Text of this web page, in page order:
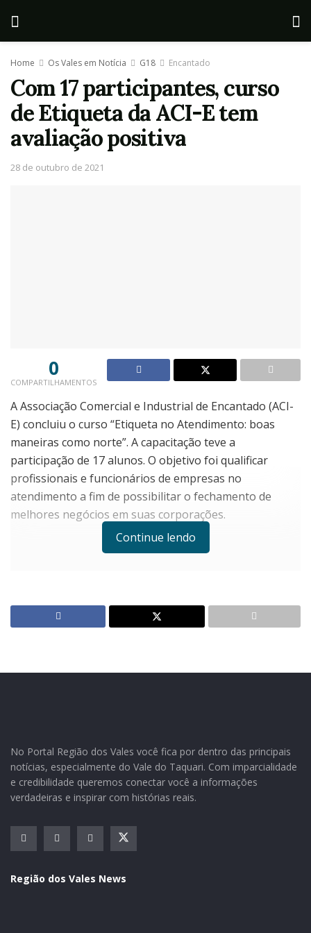
Home Os Vales em Notícia G18 Encantado
Com 17 participantes, curso
de Etiqueta da ACI-E tem
avaliação positiva
28 de outubro de 2021
0
COMPARTILHAMENTOS
A Associação Comercial e Industrial de Encantado (ACI-
E) concluiu o curso “Etiqueta no Atendimento: boas
maneiras como norte”. A capacitação teve a
participação de 17 alunos. O objetivo foi qualificar
profissionais e funcionários de empresas no
atendimento a fim de possibilitar o fechamento de
melhores negócios em suas corporações.
A professora Cláudia Peruzatto avalia de forma positiva
ambiente e equipamentos disponibilizada e o suporte
Continue lendo
No Portal Região dos Vales você fica por dentro das principais
notícias, especialmente do Vale do Taquari. Com imparcialidade
e credibilidade queremos conectar você a informações
verdadeiras e inspirar com histórias reais.
Região dos Vales News